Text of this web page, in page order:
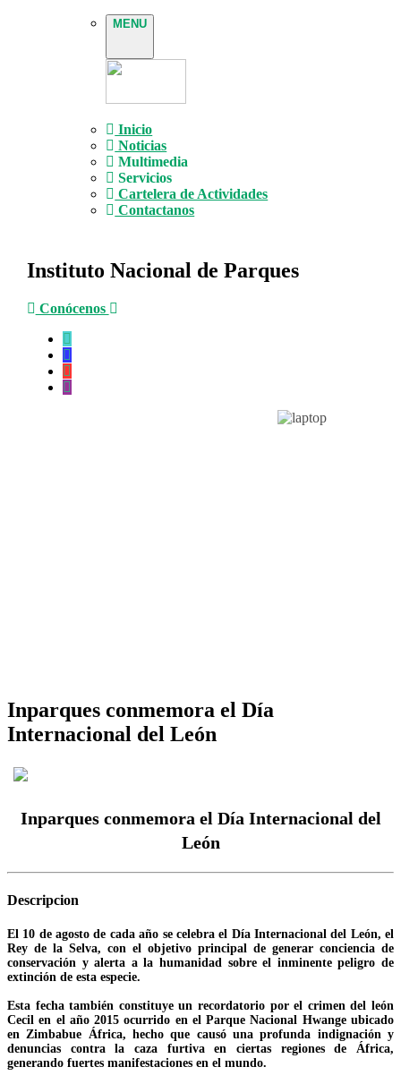
MENU
Inicio
Noticias
Multimedia
Servicios
Cartelera de Actividades
Contactanos
Instituto Nacional de Parques
Conócenos
Inparques conmemora el Día
Internacional del León
Inparques conmemora el Día Internacional del
León
Descripcion
El 10 de agosto de cada año se celebra el Día Internacional del León, el
Rey de la Selva, con el objetivo principal de generar conciencia de
conservación y alerta a la humanidad sobre el inminente peligro de
extinción de esta especie.
Esta fecha también constituye un recordatorio por el crimen del león
Cecil en el año 2015 ocurrido en el Parque Nacional Hwange ubicado
en Zimbabue África, hecho que causó una profunda indignación y
denuncias contra la caza furtiva en ciertas regiones de África,
generando fuertes manifestaciones en el mundo.